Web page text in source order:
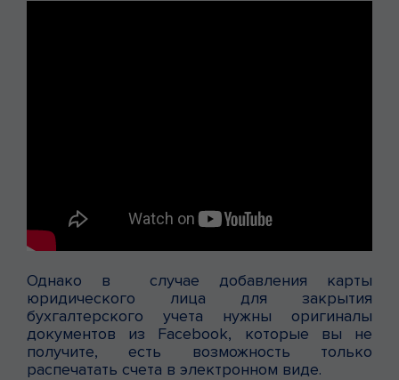
Однако в случае добавления карты
юридического лица для закрытия
бухгалтерского учета нужны оригиналы
документов из Facebook, которые вы не
получите, есть возможность только
распечатать счета в электронном виде.